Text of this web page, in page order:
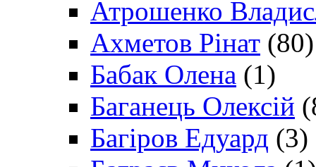
Атрошенко
Ахметов Рінат (80)
Бабак Олена (1)
Баганець Олексій
Багіров Едуард (3)